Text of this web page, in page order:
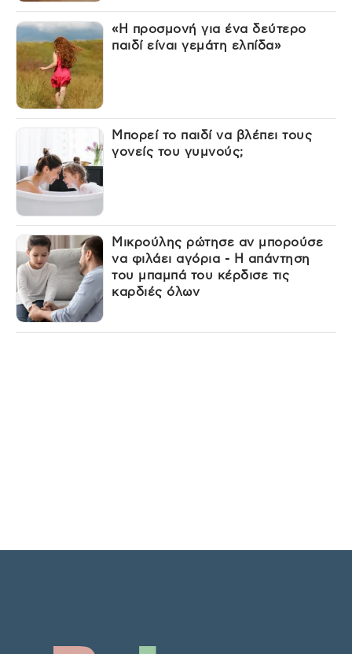
«Η προσμονή για ένα δεύτερο
παιδί είναι γεμάτη ελπίδα»
Μπορεί το παιδί να βλέπει τους
γονείς του γυμνούς;
Μικρούλης ρώτησε αν μπορούσε
να φιλάει αγόρια - Η απάντηση
του μπαμπά του κέρδισε τις
καρδιές όλων